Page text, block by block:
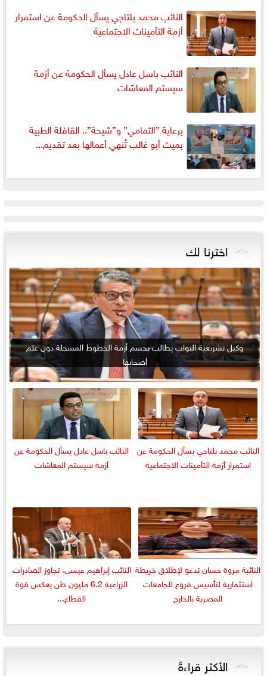
النائب محمد بلتاجي يسأل الحكومة عن استمرار
أزمة التأمينات الاجتماعية
النائب باسل عادل يسأل الحكومة عن أزمة
سيستم المعاشات
برعاية ”التمامي” و”شيحة”.. القافلة الطبية
بميت أبو غالب تُنهي أعمالها بعد تقديم...
اخترنا لك
وكيل تشريعية النواب يطالب بحسم أزمة الخطوط المسجلة دون علم
أصحابها
النائب محمد بلتاجي يسأل الحكومة عن
استمرار أزمة التأمينات الاجتماعية
النائب باسل عادل يسأل الحكومة عن
أزمة سيستم المعاشات
النائبة مروة حسان تدعو لإطلاق خريطة
استثمارية لتأسيس فروع للجامعات
المصرية بالخارج
النائب إبراهيم عيسى: تجاوز الصادرات
الزراعية 6.2 مليون طن يعكس قوة
القطاع...
الأكثر قراءةً